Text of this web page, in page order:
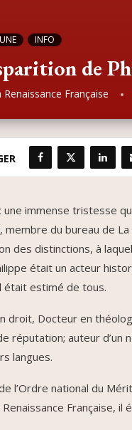
INFO
de
Renaissance Française
une immense tristesse
membre du bureau de
des distinctions, à
était un acteur
était estimé de tous.
droit, Docteur en
réputation; auteur d’un
langues.
l’Ordre national du
Renaissance Française,